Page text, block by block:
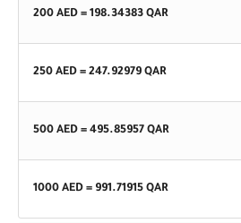
200 AED = 198.34383 QAR
250 AED = 247.92979 QAR
500 AED = 495.85957 QAR
1000 AED = 991.71915 QAR